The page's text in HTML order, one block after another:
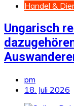
Handel &
Ungarisch
pm
18. Juli 2026